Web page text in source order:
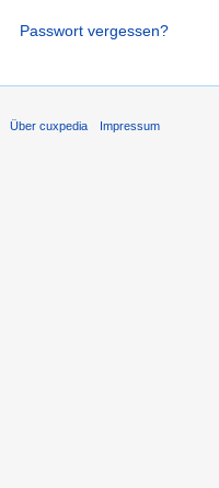
Passwort vergessen?
Über cuxpedia Impressum